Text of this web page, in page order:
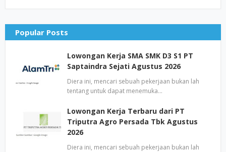
Popular Posts
Lowongan Kerja SMA SMK D3 S1 PT
Saptaindra Sejati Agustus 2026
Diera ini, mencari sebuah pekerjaan bukan lah
tentang untuk dapat menemuka…
Lowongan Kerja Terbaru dari PT
Triputra Agro Persada Tbk Agustus
2026
Diera ini, mencari sebuah pekerjaan bukan lah